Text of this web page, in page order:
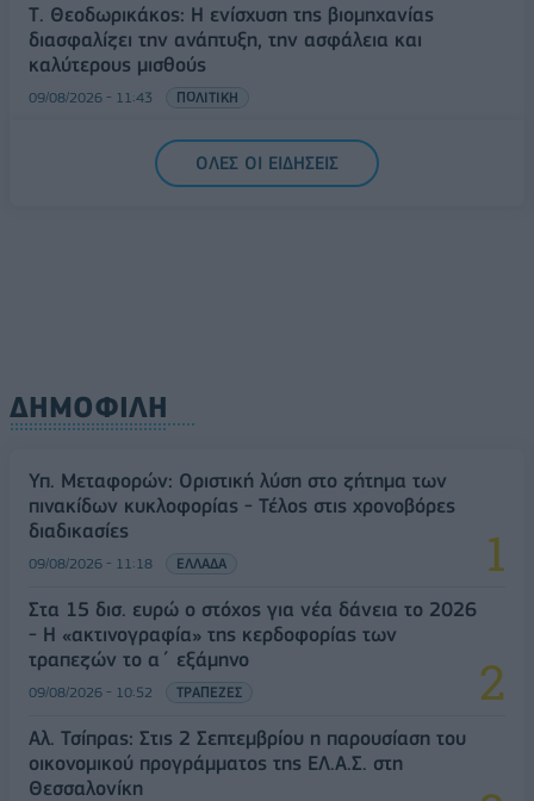
Τ. Θεοδωρικάκος: Η ενίσχυση της βιομηχανίας
διασφαλίζει την ανάπτυξη, την ασφάλεια και
καλύτερους μισθούς
09/08/2026 - 11:43 ΠΟΛΙΤΙΚΗ
Υπ. Μεταφορών: Οριστική λύση στο ζήτημα των
πινακίδων κυκλοφορίας - Τέλος στις χρονοβόρες
ΟΛΕΣ ΟΙ ΕΙΔΗΣΕΙΣ
ΔΗΜΟΦΙΛΗ
Υπ. Μεταφορών: Οριστική λύση στο ζήτημα των
πινακίδων κυκλοφορίας - Τέλος στις χρονοβόρες
διαδικασίες
09/08/2026 - 11:18 ΕΛΛΑΔΑ
Στα 15 δισ. ευρώ ο στόχος για νέα δάνεια το 2026
- Η «ακτινογραφία» της κερδοφορίας των
τραπεζών το α΄ εξάμηνο
09/08/2026 - 10:52 ΤΡΑΠΕΖΕΣ
Αλ. Τσίπρας: Στις 2 Σεπτεμβρίου η παρουσίαση του
οικονομικού προγράμματος της ΕΛ.Α.Σ. στη
Θεσσαλονίκη